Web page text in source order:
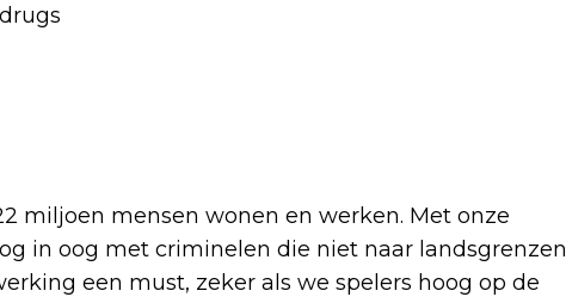
miljoen mensen wonen en werken. Met onze
in oog met criminelen die niet naar landsgrenzen
een must, zeker als we spelers hoog op de